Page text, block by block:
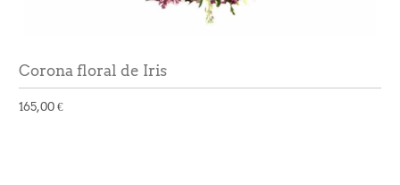
Corona floral de Iris
165,00 €